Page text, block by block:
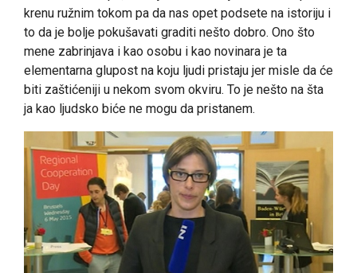
krenu ružnim tokom pa da nas opet podsete na istoriju i
to da je bolje pokušavati graditi nešto dobro. Ono što
mene zabrinjava i kao osobu i kao novinara je ta
elementarna glupost na koju ljudi pristaju jer misle da će
biti zaštićeniji u nekom svom okviru. To je nešto na šta
ja kao ljudsko biće ne mogu da pristanem.